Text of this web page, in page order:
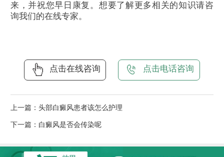
来，并祝您早日康复。想要了解更多相关的知识请咨
询我们的在线专家。
点击在线咨询 点击电话咨询
上一篇： 头部白癜风患者该怎么护理
下一篇： 白癜风是否会传染呢